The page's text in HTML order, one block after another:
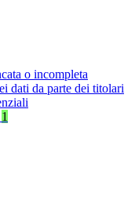
o incompleta
dati da parte dei titolari
1